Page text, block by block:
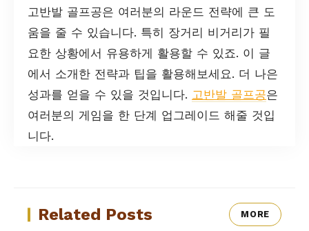
고반발 골프공은 여러분의 라운드 전략에 큰 도
움을 줄 수 있습니다. 특히 장거리 비거리가 필
요한 상황에서 유용하게 활용할 수 있죠. 이 글
에서 소개한 전략과 팁을 활용해보세요. 더 나은
성과를 얻을 수 있을 것입니다. 고반발 골프공은
여러분의 게임을 한 단계 업그레이드 해줄 것입
니다.
Related Posts MORE